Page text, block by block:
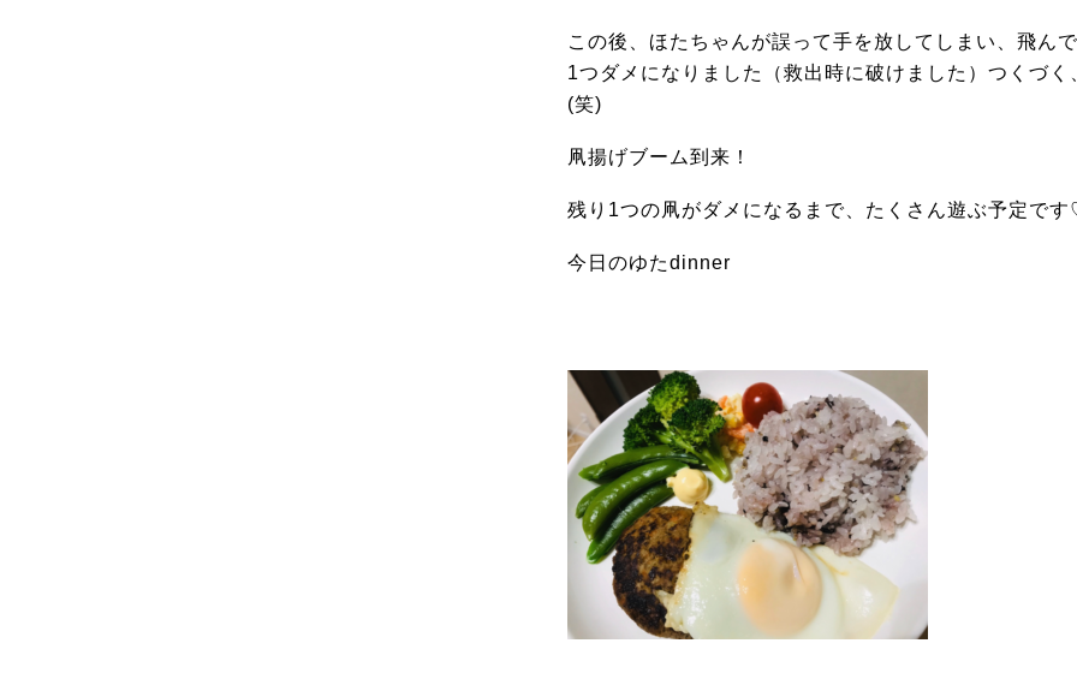
この後、ほたちゃんが誤って手を放してしまい、飛ん
1つダメになりました（救出時に破けました） つくづく
(笑)
凧揚げブーム到来！
残り 1つの凧がダメになるまで、たくさん遊ぶ予定です
今日のゆたdinner